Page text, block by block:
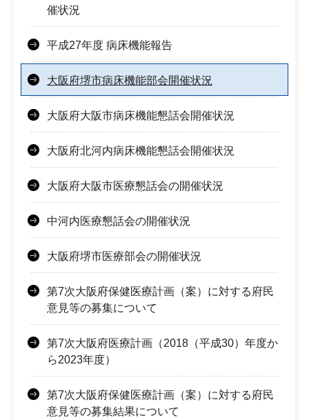
催状況
平成27年度 病床機能報告
大阪府堺市病床機能部会開催状況
大阪府大阪市病床機能懇話会開催状況
大阪府北河内病床機能懇話会開催状況
大阪府大阪市医療懇話会の開催状況
中河内医療懇話会の開催状況
大阪府堺市医療部会の開催状況
第7次大阪府保健医療計画（案）に対する府民
意見等の募集について
第7次大阪府医療計画（2018（平成30）年度か
ら2023年度）
第7次大阪府保健医療計画（案）に対する府民
意見等の募集結果について